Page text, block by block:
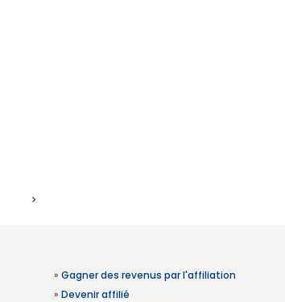
» Gagner des revenus par l'affiliation
» Devenir affilié